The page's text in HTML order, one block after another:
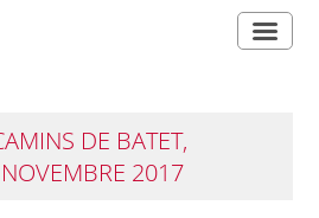
DE BATET,
2017